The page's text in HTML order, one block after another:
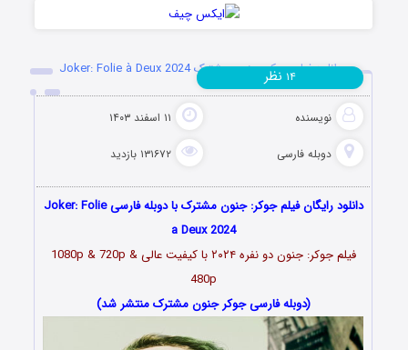
دانلود فیلم جوکر: جنون مشترک Joker: Folie à Deux 2024
نویسنده ۱۱ اسفند ۱۴۰۳
دوبله فارسی ۱۳۱۶۷۲ بازدید
۱۴ نظر
دانلود رایگان فیلم جوکر: جنون مشترک با دوبله فارسی Joker: Folie
a Deux 2024
فیلم جوکر: جنون دو نفره ۲۰۲۴ با کیفیت عالی 1080p & 720p &
480p
(دوبله فارسی جوکر جنون مشترک منتشر شد)